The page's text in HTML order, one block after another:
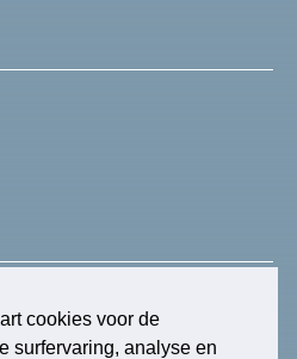
cookies voor de
surfervaring, analyse en